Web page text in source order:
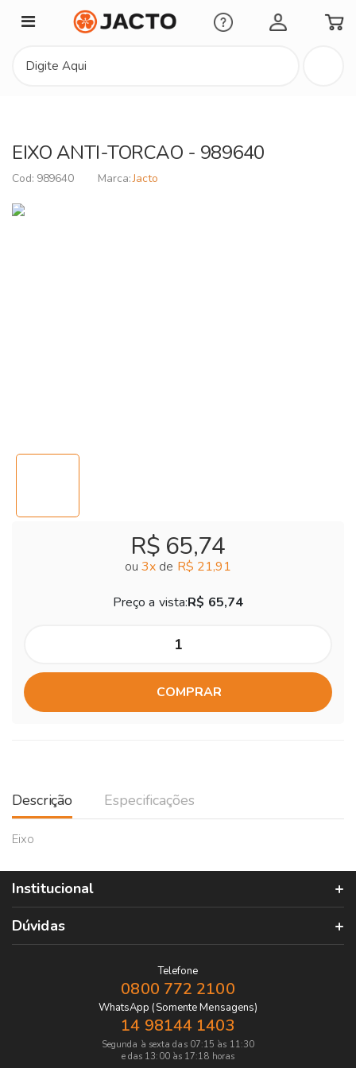
Minha Conta
EIXO ANTI-TORCAO - 989640
989640 Jacto
R$ 65,74
ou 3x de R$ 21,91
Preço a vista:R$ 65,74
COMPRAR
Descrição Especificações
Eixo
Institucional
Dúvidas
Telefone
0800 772 2100
WhatsApp (Somente Mensagens)
14 98144 1403
Segunda à sexta das 07:15 às 11:30
e das 13:00 às 17:18 horas